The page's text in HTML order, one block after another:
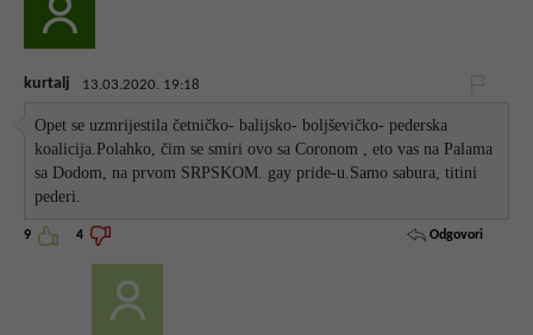
kurtalj 13.03.2020. 19:18
Opet se uzmrijestila četničko- balijsko- boljševičko- pederska
koalicija.Polahko, čim se smiri ovo sa Coronom , eto vas na Palama
sa Dodom, na prvom SRPSKOM. gay pride-u.Samo sabura, titini
pederi.
9 4 Odgovori